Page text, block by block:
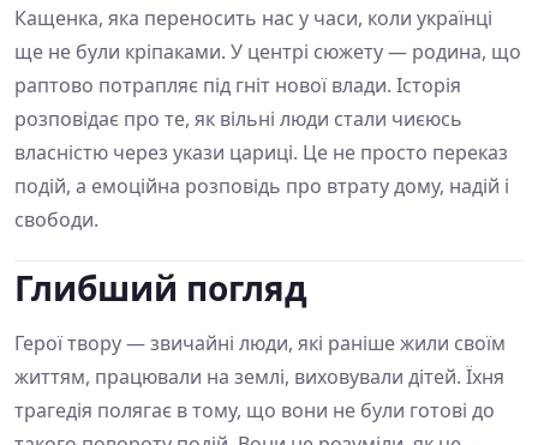
Кащенка, яка переносить нас у часи, коли українці
ще не були кріпаками. У центрі сюжету — родина, що
раптово потрапляє під гніт нової влади. Історія
розповідає про те, як вільні люди стали чиєюсь
власністю через укази цариці. Це не просто переказ
подій, а емоційна розповідь про втрату дому, надій і
свободи.
Глибший погляд
Герої твору — звичайні люди, які раніше жили своїм
життям, працювали на землі, виховували дітей. Їхня
трагедія полягає в тому, що вони не були готові до